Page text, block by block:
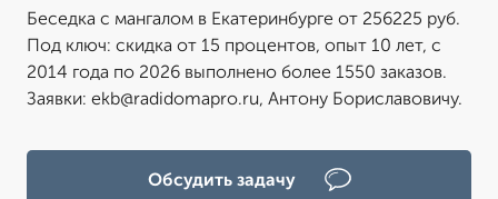
Беседка с мангалом в Екатеринбурге от 256225 руб.
Под ключ: скидка от 15 процентов, опыт 10 лет, с
2014 года по 2026 выполнено более 1550 заказов.
Заявки: ekb@radidomapro.ru, Антону Бориславовичу.
Обсудить задачу